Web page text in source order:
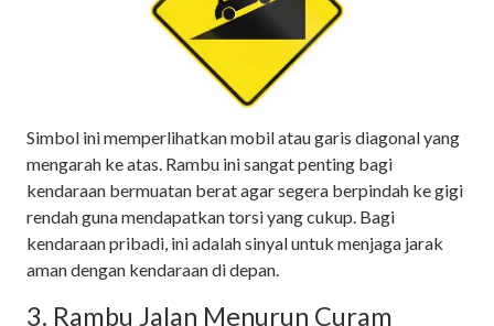
Simbol ini memperlihatkan mobil atau garis diagonal yang
mengarah ke atas. Rambu ini sangat penting bagi
kendaraan bermuatan berat agar segera berpindah ke gigi
rendah guna mendapatkan torsi yang cukup. Bagi
kendaraan pribadi, ini adalah sinyal untuk menjaga jarak
aman dengan kendaraan di depan.
3. Rambu Jalan Menurun Curam